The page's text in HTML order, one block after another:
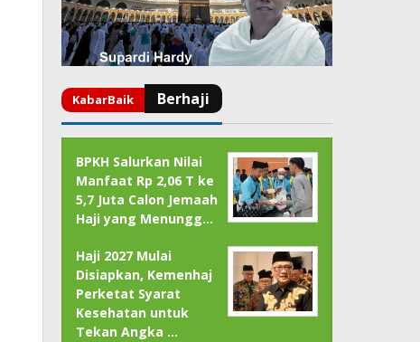
BPKH Salurkan Nilai
Manfaat Rp 2,06 T ke
5,7 Juta Calon Jemaah
Haji yang Menungg…
Haji 2027 Mulai
Disiapkan, Kemenhaj
Perketat Syarat
Kesehatan untuk
Tekan Angka …